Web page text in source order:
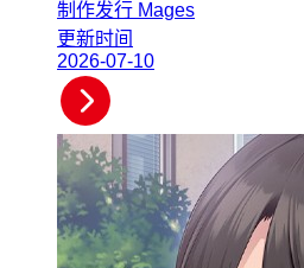
制作发行 Mages
更新时间
2026-07-10